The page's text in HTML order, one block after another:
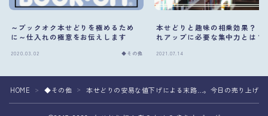
～ブックオク本せどりを極めるため
に～仕入れの極意をお伝えします
2020.03.02 ◆その他
本せどりと趣味の相乗効果？！
れアップに必要な集中力とは？
2021.07.14
HOME ＞ ◆その他 ＞ 本せどりの安易な値下げによる末路…。今日の売り上げ